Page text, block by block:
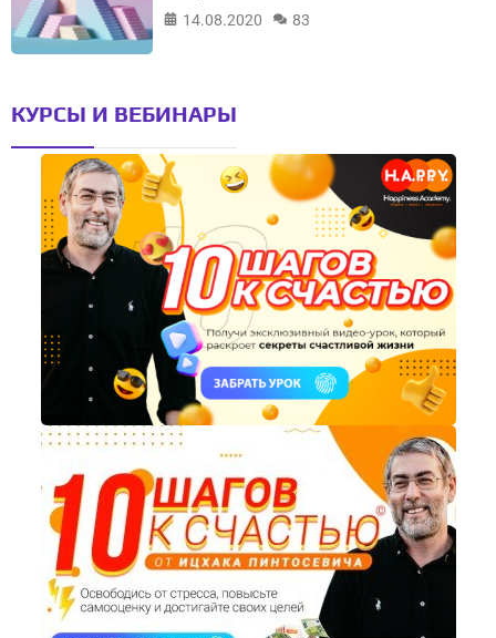
14.08.2020
83
КУРСЫ И ВЕБИНАРЫ